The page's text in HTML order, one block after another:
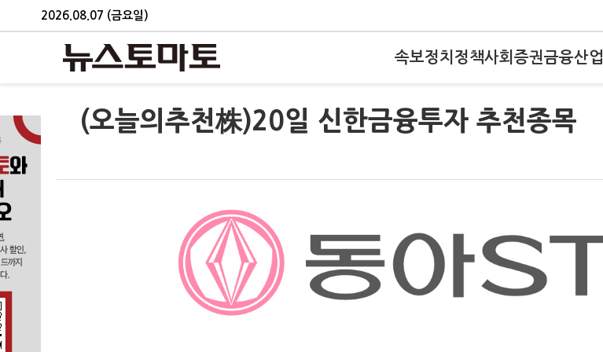
2026.08.07 (금요일)
속보정치 정책사회 증권금융산업
(오늘의추천株)20일 신한금융투자 추천종목